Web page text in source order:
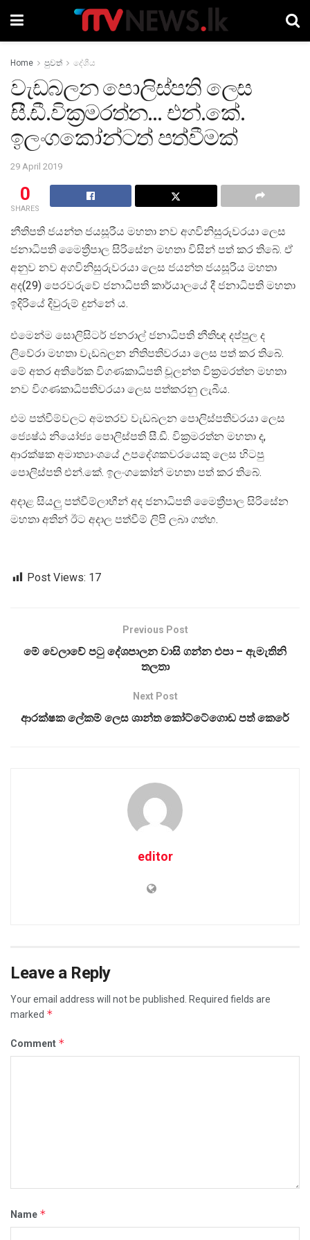
Home පුවත් දේශීය
වැඩබලන පොලිස්පති ලෙස
සී.ඩී.වික්‍රමරත්න… එන්.කේ.
ඉලංගකෝන්ටත් පත්වීමක්
29 April 2019
0
SHARES
නීතිපති ජයන්ත ජයසූරීය මහතා නව අගවිනිසුරුවරයා ලෙස
ජනාධිපති මෛත්‍රීපාල සිරිසේන මහතා විසින් පත් කර තිබේ. ඒ
අනුව නව අගවිනිසුරුවරයා ලෙස ජයන්ත ජයසූරිය මහතා
අද(29) පෙරවරුවේ ජනාධිපති කාර්යාලයේ දී ජනාධිපති මහතා
ඉදිරියේ දිවුරුම් දුන්නේ ය.
එමෙන්ම සොලිසිටර් ජනරාල් ජනාධිපති නීතිඥ දප්පුල ද
ලිවේරා මහතා වැඩබලන නිතිපතිවරයා ලෙස පත් කර තිබේ.
මේ අතර අතිරේක විගණකාධිපති චූලන්ත වික්‍රමරත්න මහතා
නව විගණකාධිපතිවරයා ලෙස පත්කරනු ලැබීය.
එම පත්වීම්වලට අමතරව වැඩබලන පොලිස්පතිවරයා ලෙස
ජ්‍යෙෂ්ඨ නියෝජ්‍ය පොලිස්පති සී.ඩී. වික්‍රමරත්න මහතා ද,
ආරක්ෂක අමාත්‍යාංශයේ උපදේශකවරයෙකු ලෙස හිටපු
පොලිස්පති එන්.කේ. ඉලංගකෝන් මහතා පත් කර තිබේ.
අදාළ සියලු පත්වීම්ලාභීන් අද ජනාධිපති මෛත්‍රීපාල සිරිසේන
මහතා අතින් ඊට අදාල පත්වීම් ලිපි ලබා ගත්හ.
Post Views: 17
Previous Post
මේ වෙලාවේ පටු දේශපාලන වාසි ගන්න එපා – ඇමැතිනි
තලතා
Next Post
ආරක්ෂක ලේකම් ලෙස ශාන්ත කෝට්ටේගොඩ පත් කෙරේ
editor
Leave a Reply
Your email address will not be published.
Required fields are
marked *
Comment *
Name *